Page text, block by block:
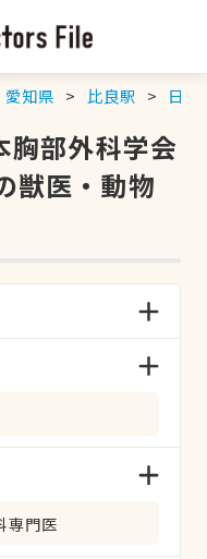
愛知県 比良駅 日本
胸部外科学会
獣医・動物
専門医